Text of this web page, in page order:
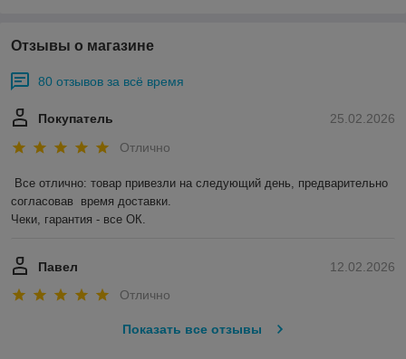
Отзывы о магазине
80 отзывов за всё время
25.02.2026
Покупатель
Отлично
Все отлично: товар привезли на следующий день, предварительно
согласовав  время доставки.
Чеки, гарантия - все ОК.
12.02.2026
Павел
Отлично
Показать все отзывы